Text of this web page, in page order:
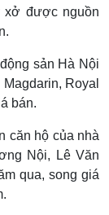
xở được nguồn
sản Hà Nội
Royal
bán.
căn hộ của nhà
Nội, Lê Văn
qua, song giá